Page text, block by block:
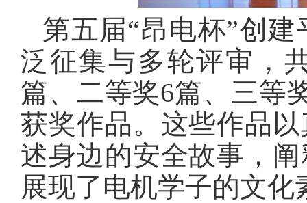
第五届“昂电杯”创
泛征集与多轮评审，
篇、二等奖6篇、三等
获奖作品。这些作品
述身边的安全故事，
展现了电机学子的文化